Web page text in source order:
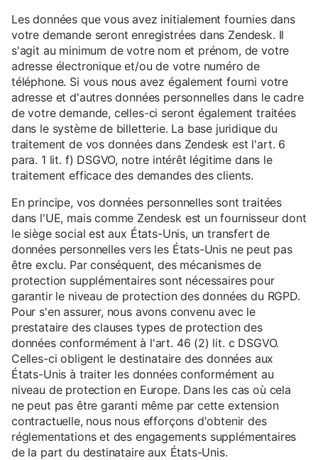
Les données que vous avez initialement fournies dans
votre demande seront enregistrées dans Zendesk. Il
s'agit au minimum de votre nom et prénom, de votre
adresse électronique et/ou de votre numéro de
téléphone. Si vous nous avez également fourni votre
adresse et d'autres données personnelles dans le cadre
de votre demande, celles-ci seront également traitées
dans le système de billetterie. La base juridique du
traitement de vos données dans Zendesk est l'art. 6
para. 1 lit. f) DSGVO, notre intérêt légitime dans le
traitement efficace des demandes des clients.
En principe, vos données personnelles sont traitées
dans l'UE, mais comme Zendesk est un fournisseur dont
le siège social est aux États-Unis, un transfert de
données personnelles vers les États-Unis ne peut pas
être exclu. Par conséquent, des mécanismes de
protection supplémentaires sont nécessaires pour
garantir le niveau de protection des données du RGPD.
Pour s'en assurer, nous avons convenu avec le
prestataire des clauses types de protection des
données conformément à l'art. 46 (2) lit. c DSGVO.
Celles-ci obligent le destinataire des données aux
États-Unis à traiter les données conformément au
niveau de protection en Europe. Dans les cas où cela
ne peut pas être garanti même par cette extension
contractuelle, nous nous efforçons d'obtenir des
réglementations et des engagements supplémentaires
de la part du destinataire aux États-Unis.